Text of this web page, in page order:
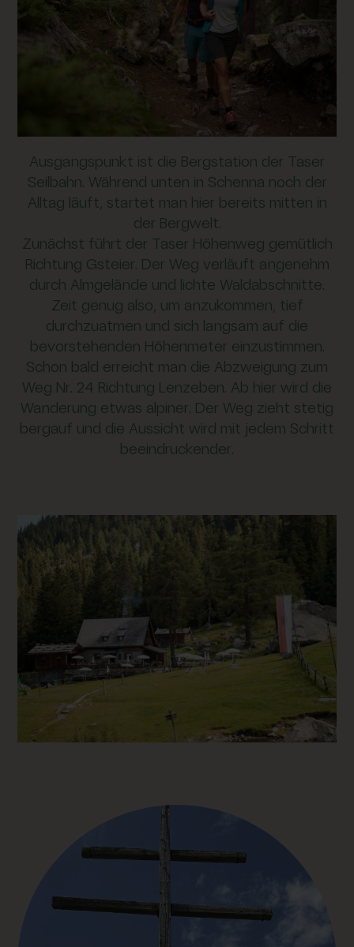
Ausgangspunkt ist die Bergstation der Taser
Seilbahn. Während unten in Schenna noch der
Alltag läuft, startet man hier bereits mitten in
der Bergwelt.
Zunächst führt der Taser Höhenweg gemütlich
Richtung Gsteier. Der Weg verläuft angenehm
durch Almgelände und lichte Waldabschnitte.
Zeit genug also, um anzukommen, tief
durchzuatmen und sich langsam auf die
bevorstehenden Höhenmeter einzustimmen.
Schon bald erreicht man die Abzweigung zum
Weg Nr. 24 Richtung Lenzeben. Ab hier wird die
Wanderung etwas alpiner. Der Weg zieht stetig
bergauf und die Aussicht wird mit jedem Schritt
beeindruckender.